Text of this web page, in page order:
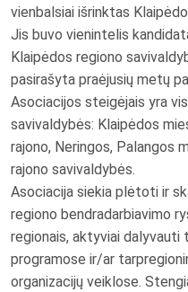
vienbalsiai išrinktas
Jis buvo vienintelis
Klaipėdos regiono
pasirašyta praėjusių metų
Asociacijos steigėjais yra
savivaldybės: Klaipėdos
rajono, Neringos, Palangos
rajono savivaldybės.
Asociacija siekia plėtoti ir
regiono bendradarbiavimo
regionais, aktyviai
programose ir/ar
organizacijų veiklose.